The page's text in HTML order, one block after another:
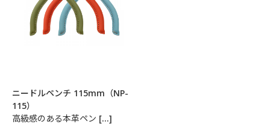
ニードルペンチ 115mm（NP-
115）
高級感のある本革ペン […]